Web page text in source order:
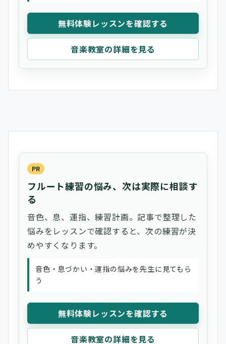
無料体験レッスンを確認する
音楽教室の詳細を見る
PR
フルート練習の悩み、次は実際に相談す
る
音色、息、運指、練習計画。記事で整理した
悩みをレッスンで確認すると、次の練習が決
めやすくなります。
音色・息づかい・運指の悩みを先生に見てもら
う
無料体験レッスンを確認する
音楽教室の詳細を見る